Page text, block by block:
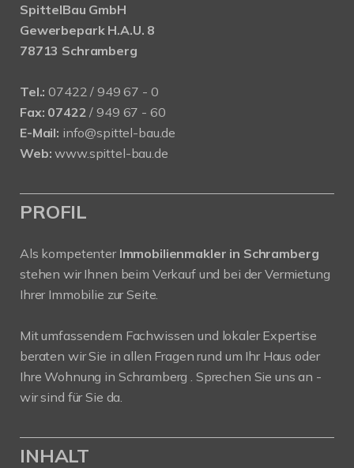
SpittelBau GmbH
Gewerbepark H.A.U. 8
78713 Schramberg
Tel.: 07422 / 949 67 - 0
Fax: 07422 / 949 67 - 60
E-Mail: info@spittel-bau.de
Web: www.spittel-bau.de
PROFIL
Als kompetenter Immobilienmakler in Schramberg
stehen wir Ihnen beim Verkauf und bei der Vermietung
Ihrer Immobilie zur Seite.
Mit umfassendem Fachwissen und lokaler Expertise
beraten wir Sie in allen Fragen rund um Ihr Haus oder
Ihre Wohnung in Schramberg . Sprechen Sie uns an -
wir sind für Sie da.
INHALT